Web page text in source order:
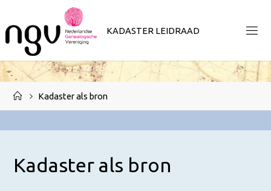
naar
de
inhoud
KADASTER LEIDRAAD
HomeKadaster als bron
Kadaster als bron